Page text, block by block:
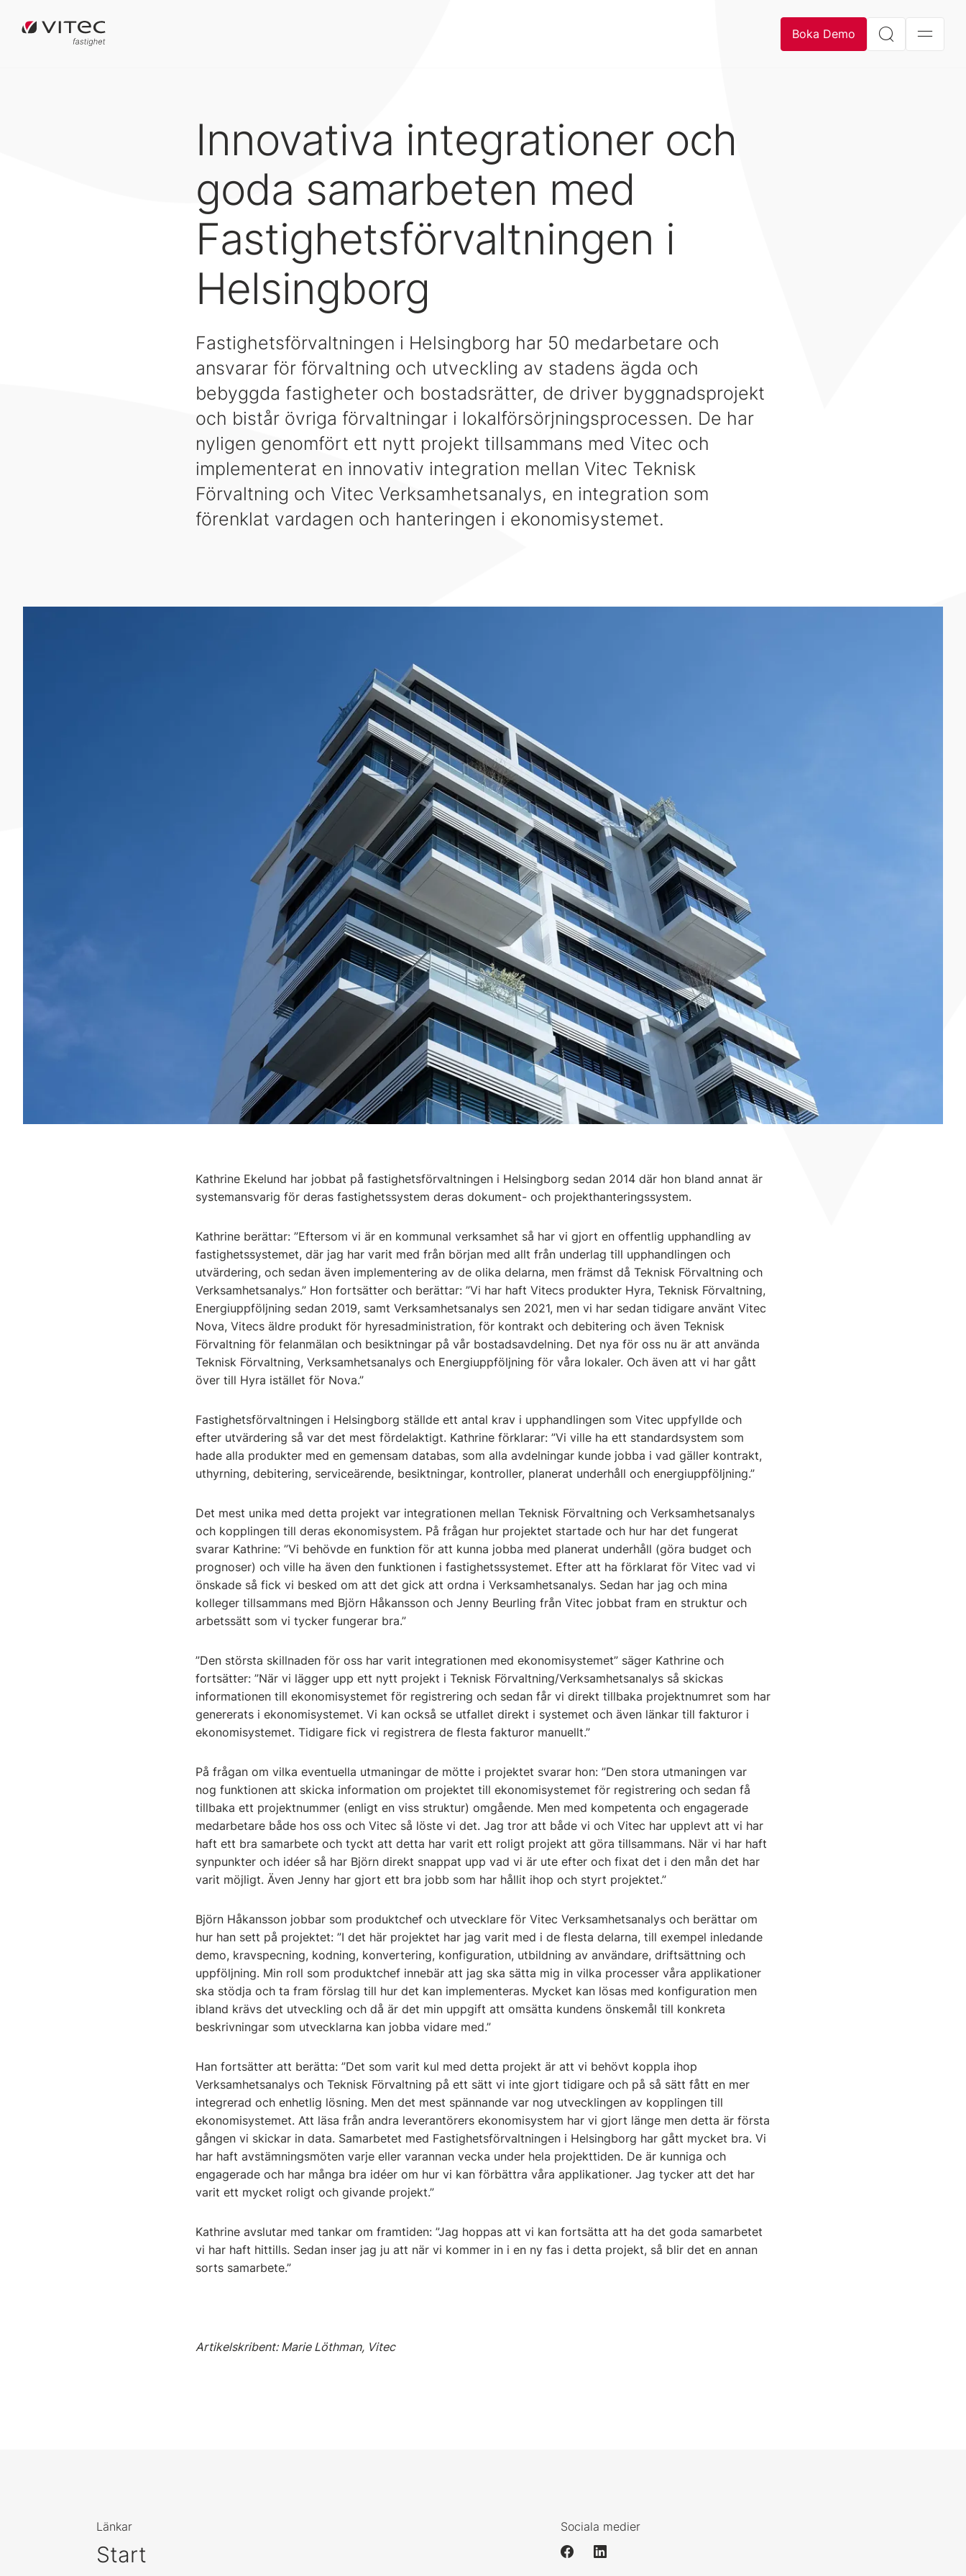
Boka Demo
Innovativa integrationer och
goda samarbeten med
Fastighetsförvaltningen i
Helsingborg
Fastighetsförvaltningen i Helsingborg har 50 medarbetare och
ansvarar för förvaltning och utveckling av stadens ägda och
bebyggda fastigheter och bostadsrätter, de driver byggnadsprojekt
och bistår övriga förvaltningar i lokalförsörjningsprocessen. De har
nyligen genomfört ett nytt projekt tillsammans med Vitec och
implementerat en innovativ integration mellan Vitec Teknisk
Förvaltning och Vitec Verksamhetsanalys, en integration som
förenklat vardagen och hanteringen i ekonomisystemet.
Kathrine Ekelund har jobbat på fastighetsförvaltningen i Helsingborg sedan 2014 där hon bland annat är
systemansvarig för deras fastighetssystem deras dokument- och projekthanteringssystem.
Kathrine berättar: ”Eftersom vi är en kommunal verksamhet så har vi gjort en offentlig upphandling av
fastighetssystemet, där jag har varit med från början med allt från underlag till upphandlingen och
utvärdering, och sedan även implementering av de olika delarna, men främst då Teknisk Förvaltning och
Verksamhetsanalys.” Hon fortsätter och berättar: ”Vi har haft Vitecs produkter Hyra, Teknisk Förvaltning,
Energiuppföljning sedan 2019, samt Verksamhetsanalys sen 2021, men vi har sedan tidigare använt Vitec
Nova, Vitecs äldre produkt för hyresadministration, för kontrakt och debitering och även Teknisk
Förvaltning för felanmälan och besiktningar på vår bostadsavdelning. Det nya för oss nu är att använda
Teknisk Förvaltning, Verksamhetsanalys och Energiuppföljning för våra lokaler. Och även att vi har gått
över till Hyra istället för Nova.”
Fastighetsförvaltningen i Helsingborg ställde ett antal krav i upphandlingen som Vitec uppfyllde och
efter utvärdering så var det mest fördelaktigt. Kathrine förklarar: ”Vi ville ha ett standardsystem som
hade alla produkter med en gemensam databas, som alla avdelningar kunde jobba i vad gäller kontrakt,
uthyrning, debitering, serviceärende, besiktningar, kontroller, planerat underhåll och energiuppföljning.”
Det mest unika med detta projekt var integrationen mellan Teknisk Förvaltning och Verksamhetsanalys
och kopplingen till deras ekonomisystem. På frågan hur projektet startade och hur har det fungerat
svarar Kathrine: ”Vi behövde en funktion för att kunna jobba med planerat underhåll (göra budget och
prognoser) och ville ha även den funktionen i fastighetssystemet. Efter att ha förklarat för Vitec vad vi
önskade så fick vi besked om att det gick att ordna i Verksamhetsanalys. Sedan har jag och mina
kolleger tillsammans med Björn Håkansson och Jenny Beurling från Vitec jobbat fram en struktur och
arbetssätt som vi tycker fungerar bra.”
”Den största skillnaden för oss har varit integrationen med ekonomisystemet” säger Kathrine och
fortsätter: ”När vi lägger upp ett nytt projekt i Teknisk Förvaltning/Verksamhetsanalys så skickas
informationen till ekonomisystemet för registrering och sedan får vi direkt tillbaka projektnumret som har
genererats i ekonomisystemet. Vi kan också se utfallet direkt i systemet och även länkar till fakturor i
ekonomisystemet. Tidigare fick vi registrera de flesta fakturor manuellt.”
På frågan om vilka eventuella utmaningar de mötte i projektet svarar hon: ”Den stora utmaningen var
nog funktionen att skicka information om projektet till ekonomisystemet för registrering och sedan få
tillbaka ett projektnummer (enligt en viss struktur) omgående. Men med kompetenta och engagerade
medarbetare både hos oss och Vitec så löste vi det. Jag tror att både vi och Vitec har upplevt att vi har
haft ett bra samarbete och tyckt att detta har varit ett roligt projekt att göra tillsammans. När vi har haft
synpunkter och idéer så har Björn direkt snappat upp vad vi är ute efter och fixat det i den mån det har
varit möjligt. Även Jenny har gjort ett bra jobb som har hållit ihop och styrt projektet.”
Björn Håkansson jobbar som produktchef och utvecklare för Vitec Verksamhetsanalys och berättar om
hur han sett på projektet: ”I det här projektet har jag varit med i de flesta delarna, till exempel inledande
demo, kravspecning, kodning, konvertering, konfiguration, utbildning av användare, driftsättning och
uppföljning. Min roll som produktchef innebär att jag ska sätta mig in vilka processer våra applikationer
ska stödja och ta fram förslag till hur det kan implementeras. Mycket kan lösas med konfiguration men
ibland krävs det utveckling och då är det min uppgift att omsätta kundens önskemål till konkreta
beskrivningar som utvecklarna kan jobba vidare med.”
Han fortsätter att berätta: ”Det som varit kul med detta projekt är att vi behövt koppla ihop
Verksamhetsanalys och Teknisk Förvaltning på ett sätt vi inte gjort tidigare och på så sätt fått en mer
integrerad och enhetlig lösning. Men det mest spännande var nog utvecklingen av kopplingen till
ekonomisystemet. Att läsa från andra leverantörers ekonomisystem har vi gjort länge men detta är första
gången vi skickar in data. Samarbetet med Fastighetsförvaltningen i Helsingborg har gått mycket bra. Vi
har haft avstämningsmöten varje eller varannan vecka under hela projekttiden. De är kunniga och
engagerade och har många bra idéer om hur vi kan förbättra våra applikationer. Jag tycker att det har
varit ett mycket roligt och givande projekt.”
Kathrine avslutar med tankar om framtiden: ”Jag hoppas att vi kan fortsätta att ha det goda samarbetet
vi har haft hittills. Sedan inser jag ju att när vi kommer in i en ny fas i detta projekt, så blir det en annan
sorts samarbete.”
Artikelskribent: Marie Löthman, Vitec
Länkar
Start
Sociala medier